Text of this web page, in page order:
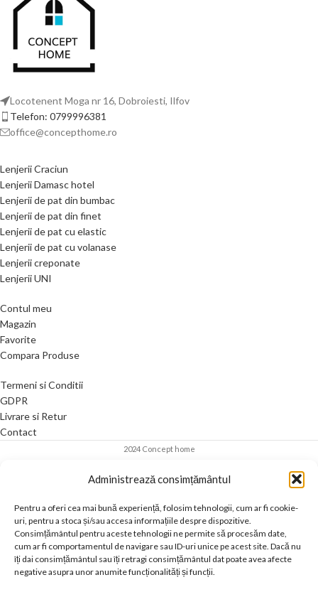
Administrează consimțământul
Pentru a oferi cea mai bună experiență, folosim tehnologii, cum ar fi cookie-
uri, pentru a stoca și/sau accesa informațiile despre dispozitive.
Consimțământul pentru aceste tehnologii ne permite să procesăm date,
cum ar fi comportamentul de navigare sau ID-uri unice pe acest site. Dacă nu
îți dai consimțământul sau îți retragi consimțământul dat poate avea afecte
negative asupra unor anumite funcționalități și funcții.
Locotenent Moga nr 16, Dobroiesti, Ilfov
Telefon: 0799996381
office@concepthome.ro
Lenjerii Craciun
Lenjerii Damasc hotel
Lenjerii de pat din bumbac
Lenjerii de pat din finet
Lenjerii de pat cu elastic
Lenjerii de pat cu volanase
Lenjerii creponate
Lenjerii UNI
Contul meu
Magazin
Favorite
Compara Produse
Termeni si Conditii
GDPR
Livrare si Retur
Contact
2024 Concept home